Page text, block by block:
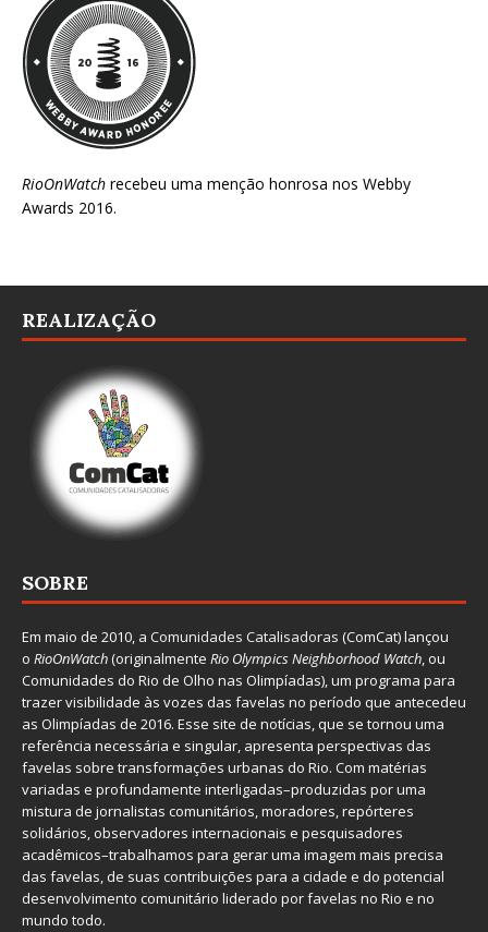
RioOnWatch recebeu uma menção honrosa nos Webby
Awards 2016.
REALIZAÇÃO
SOBRE
Em maio de 2010, a Comunidades Catalisadoras (ComCat) lançou
o RioOnWatch(originalmente Rio Olympics Neighborhood Watch, ou
Comunidades do Rio de Olho nas Olimpíadas), um programa para
trazer visibilidade às vozes das favelas no período que antecedeu
as Olimpíadas de 2016. Esse site de notícias, que se tornou uma
referência necessária e singular, apresenta perspectivas das
favelas sobre transformações urbanas do Rio. Com matérias
variadas e profundamente interligadas–produzidas por uma
mistura de jornalistas comunitários, moradores, repórteres
solidários, observadores internacionais e pesquisadores
acadêmicos–trabalhamos para gerar uma imagem mais precisa
das favelas, de suas contribuições para a cidade e do potencial
desenvolvimento comunitário liderado por favelas no Rio e no
mundo todo.